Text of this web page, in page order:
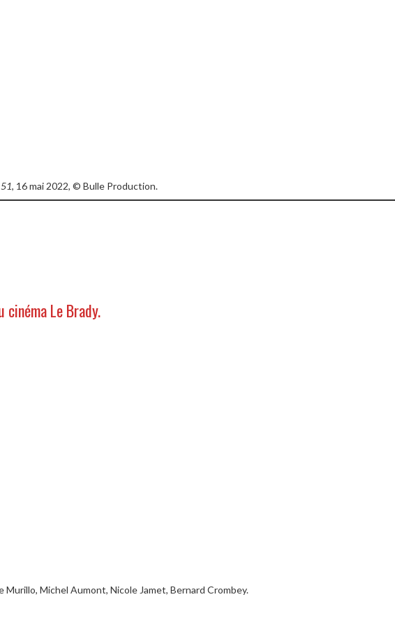
, 16 mai 2022, © Bulle Production.
Le Brady.
Murillo, Michel Aumont, Nicole Jamet, Bernard Crombey.